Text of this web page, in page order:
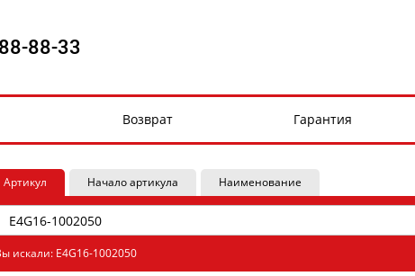
88-33
Возврат Гарантия
Артикул Начало артикула Наименование
искали: E4G16-1002050